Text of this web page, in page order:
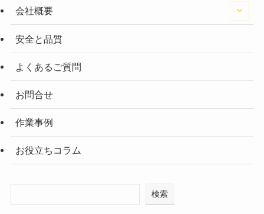
会社概要
安全と品質
よくあるご質問
お問合せ
作業事例
お役立ちコラム
検索